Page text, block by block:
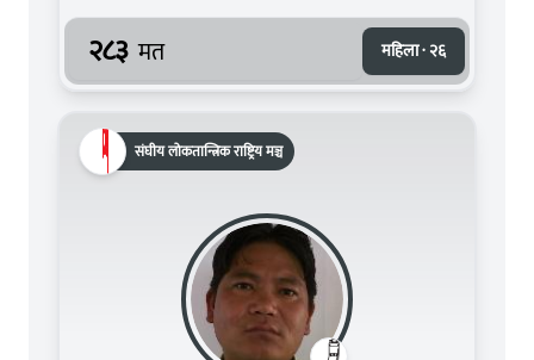
२८३ मत महिला · २६
संघीय लोकतान्त्रिक राष्ट्रिय मञ्च